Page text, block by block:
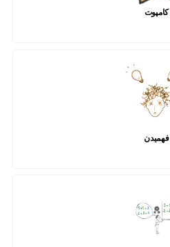
کامپوت
فهمیدن